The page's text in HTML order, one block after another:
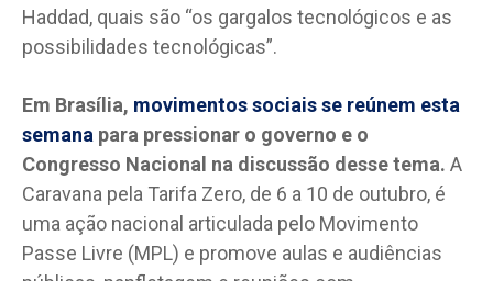
Haddad, quais são “os gargalos tecnológicos e as
possibilidades tecnológicas”.
Em Brasília, movimentos sociais se reúnem esta
semana para pressionar o governo e o
Congresso Nacional na discussão desse tema. A
Caravana pela Tarifa Zero, de 6 a 10 de outubro, é
uma ação nacional articulada pelo Movimento
Passe Livre (MPL) e promove aulas e audiências